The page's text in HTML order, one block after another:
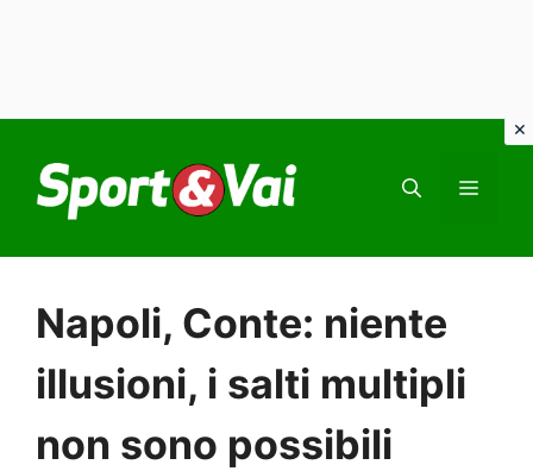
contenuto
Napoli, Conte: niente
illusioni, i salti multipli
non sono possibili